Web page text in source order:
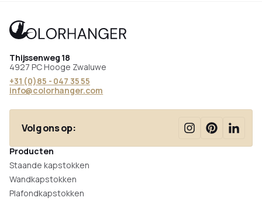
Thijssenweg 18
4927 PC Hooge Zwaluwe
+31 (0)85 - 047 35 55
info@colorhanger.com
Volg ons op:
Producten
Staande kapstokken
Wandkapstokken
Plafondkapstokken